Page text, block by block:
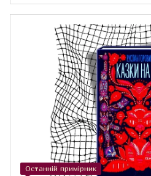
Останній примірник